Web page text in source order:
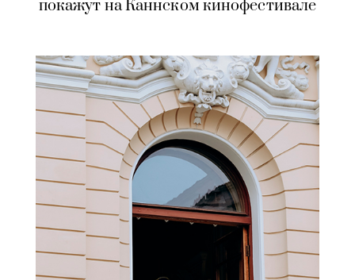
покажут на Каннском кинофестивале